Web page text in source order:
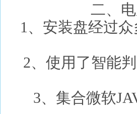
二、
1、安装盘经过
2、使用了智能
3、集合微软